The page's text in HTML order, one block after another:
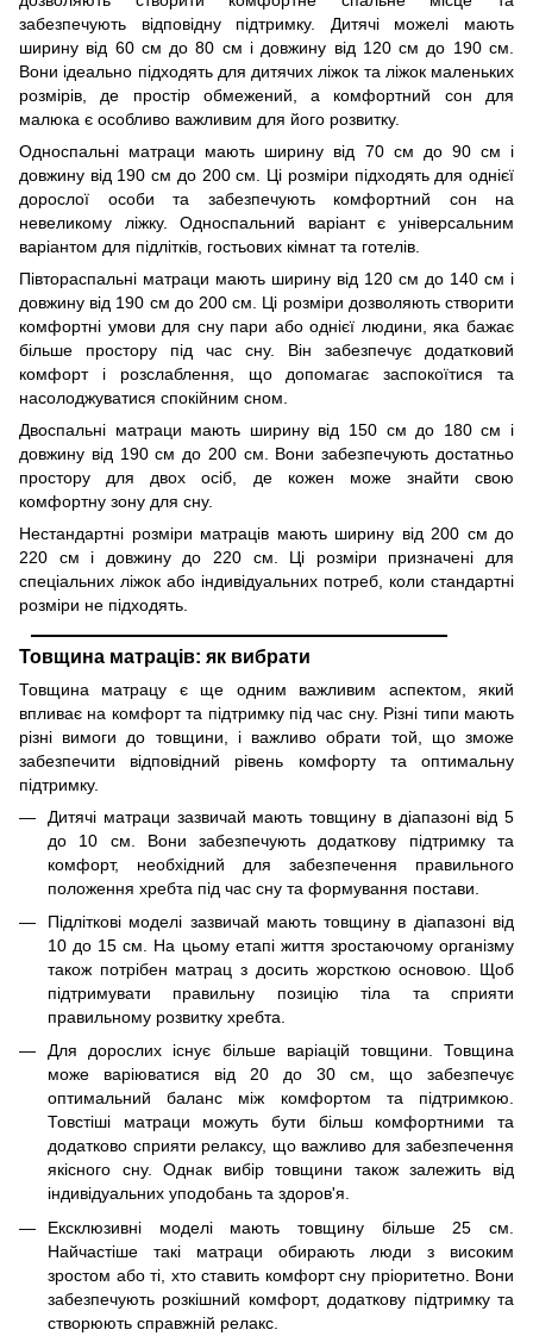
забезпечують відповідну підтримку. Дитячі можелі мають
ширину від 60 см до 80 см і довжину від 120 см до 190 см.
Вони ідеально підходять для дитячих ліжок та ліжок маленьких
розмірів, де простір обмежений, а комфортний сон для
малюка є особливо важливим для його розвитку.
Односпальні матраци мають ширину від 70 см до 90 см і
довжину від 190 см до 200 см. Ці розміри підходять для однієї
дорослої особи та забезпечують комфортний сон на
невеликому ліжку. Односпальний варіант є універсальним
варіантом для підлітків, гостьових кімнат та готелів.
Півтораспальні матраци мають ширину від 120 см до 140 см і
довжину від 190 см до 200 см. Ці розміри дозволяють створити
комфортні умови для сну пари або однієї людини, яка бажає
більше простору під час сну. Він забезпечує додатковий
комфорт і розслаблення, що допомагає заспокоїтися та
насолоджуватися спокійним сном.
Двоспальні матраци мають ширину від 150 см до 180 см і
довжину від 190 см до 200 см. Вони забезпечують достатньо
простору для двох осіб, де кожен може знайти свою
комфортну зону для сну.
Нестандартні розміри матраців мають ширину від 200 см до
220 см і довжину до 220 см. Ці розміри призначені для
спеціальних ліжок або індивідуальних потреб, коли стандартні
розміри не підходять.
Товщина матраців: як вибрати
Товщина матрацу є ще одним важливим аспектом, який
впливає на комфорт та підтримку під час сну. Різні типи мають
різні вимоги до товщини, і важливо обрати той, що зможе
забезпечити відповідний рівень комфорту та оптимальну
підтримку.
Дитячі матраци зазвичай мають товщину в діапазоні від 5
до 10 см. Вони забезпечують додаткову підтримку та
комфорт, необхідний для забезпечення правильного
положення хребта під час сну та формування постави.
Підліткові моделі зазвичай мають товщину в діапазоні від
10 до 15 см. На цьому етапі життя зростаючому організму
також потрібен матрац з досить жорсткою основою. Щоб
підтримувати правильну позицію тіла та сприяти
правильному розвитку хребта.
Для дорослих існує більше варіацій товщини. Товщина
може варіюватися від 20 до 30 см, що забезпечує
оптимальний баланс між комфортом та підтримкою.
Товстіші матраци можуть бути більш комфортними та
додатково сприяти релаксу, що важливо для забезпечення
якісного сну. Однак вибір товщини також залежить від
індивідуальних уподобань та здоров'я.
Ексклюзивні моделі мають товщину більше 25 см.
Найчастіше такі матраци обирають люди з високим
зростом або ті, хто ставить комфорт сну пріоритетно. Вони
забезпечують розкішний комфорт, додаткову підтримку та
створюють справжній релакс.